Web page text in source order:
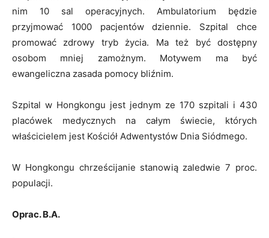
nim 10 sal operacyjnych. Ambulatorium będzie
przyjmować 1000 pacjentów dziennie. Szpital chce
promować zdrowy tryb życia. Ma też być dostępny
osobom mniej zamożnym. Motywem ma być
ewangeliczna zasada pomocy bliźnim.
Szpital w Hongkongu jest jednym ze 170 szpitali i 430
placówek medycznych na całym świecie, których
właścicielem jest Kościół Adwentystów Dnia Siódmego.
W Hongkongu chrześcijanie stanowią zaledwie 7 proc.
populacji.
Oprac. B.A.